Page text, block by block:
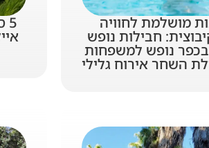
מושלמת לחוויה
חבילות נופש
בכפר נופש למשפחות
השחר אירוח גלילי